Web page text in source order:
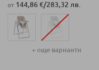
от 144,86 €/283,32 лв.
+ още варианти